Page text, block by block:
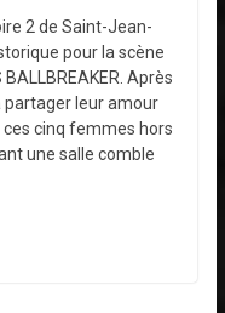
2 de Saint-Jean-
pour la scène
Après
partager leur amour
ces cinq femmes hors
une salle comble